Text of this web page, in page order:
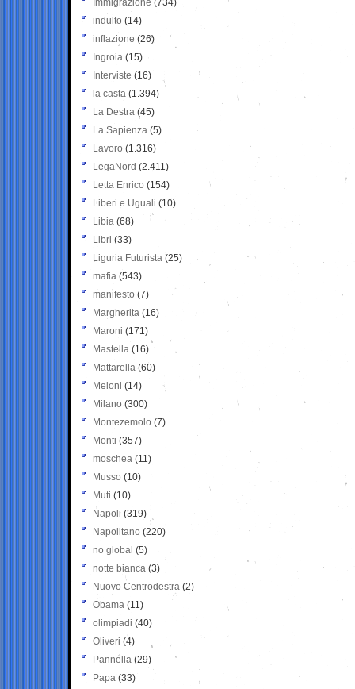
Immigrazione (734)
indulto (14)
inflazione (26)
Ingroia (15)
Interviste (16)
la casta (1.394)
La Destra (45)
La Sapienza (5)
Lavoro (1.316)
LegaNord (2.411)
Letta Enrico (154)
Liberi e Uguali (10)
Libia (68)
Libri (33)
Liguria Futurista (25)
mafia (543)
manifesto (7)
Margherita (16)
Maroni (171)
Mastella (16)
Mattarella (60)
Meloni (14)
Milano (300)
Montezemolo (7)
Monti (357)
moschea (11)
Musso (10)
Muti (10)
Napoli (319)
Napolitano (220)
no global (5)
notte bianca (3)
Nuovo Centrodestra (2)
Obama (11)
olimpiadi (40)
Oliveri (4)
Pannella (29)
Papa (33)